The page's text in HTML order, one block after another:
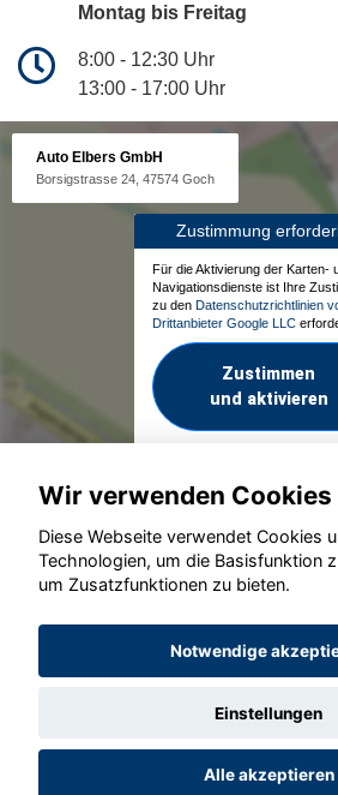
Montag bis Freitag
8:00 - 12:30 Uhr
13:00 - 17:00 Uhr
Auto Elbers GmbH
Borsigstrasse 24, 47574 Goch
Zustimmung
Für die Aktivierung der Karten-
Navigationsdienste ist Ihre
zu den Datenschutzrichtlinien
Drittanbieter Google LLC
Zustimmen
und aktivieren
© konjunkturmotor.de GmbH
Wir verwenden Cookies
Diese Webseite verwendet Cookies
Technologien, um die Basisfunktion
um Zusatzfunktionen zu bieten.
Notwendige
Einstellungen
Alle akzeptieren